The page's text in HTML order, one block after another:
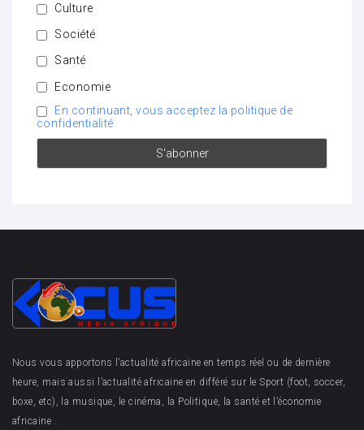
Culture
Société
Santé
Economie
En continuant, vous acceptez la politique de
confidentialité
Nous vous apportons l’actualité africaine en temps réel ou de dernière
heure, mais aussi l’actualité africaine en différé sur le Sport (foot, soccer,
boxe, etc), la musique, le cinéma, la Politique, la santé et l’économie
africaine .